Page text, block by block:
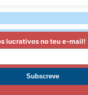
Torna-te Premium
lucrativos no teu e-mail!